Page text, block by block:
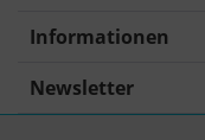
Informationen
Newsletter